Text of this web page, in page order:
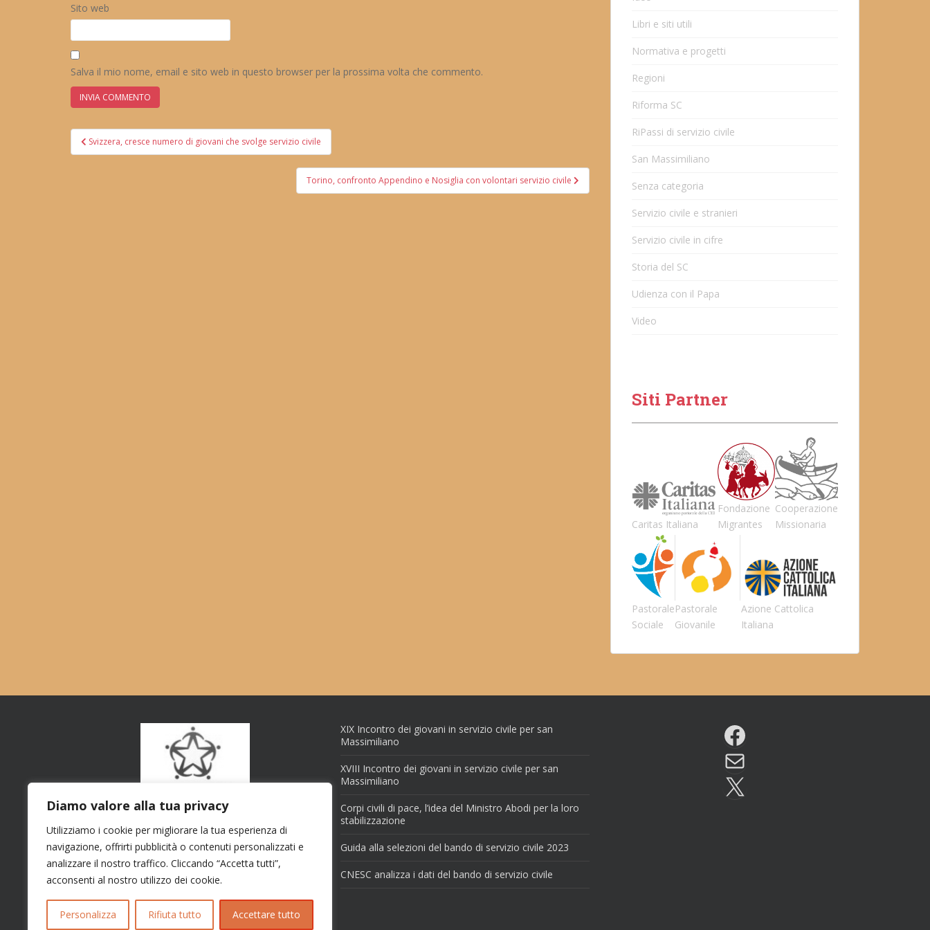
Diamo valore alla tua privacy
Utilizziamo i cookie per migliorare la tua esperienza di
navigazione, offrirti pubblicità o contenuti personalizzati e
analizzare il nostro traffico. Cliccando “Accetta tutti”,
acconsenti al nostro utilizzo dei cookie.
Personalizza Rifiuta tutto Accettare tutto
Sito web
Salva il mio nome, email e sito web in questo browser per la prossima volta che commento.
Navigazione
articoli
Svizzera, cresce numero di giovani che svolge servizio civile
Torino, confronto Appendino e Nosiglia con volontari servizio civile
Libri e siti utili
Normativa e progetti
Regioni
Riforma SC
RiPassi di servizio civile
San Massimiliano
Senza categoria
Servizio civile e stranieri
Servizio civile in cifre
Storia del SC
Udienza con il Papa
Video
Siti Partner
Caritas Italiana
Fondazione
Migrantes
Cooperazione
Missionaria
Pastorale
Sociale
Pastorale
Giovanile
Azione Cattolica
Italiana
XIX Incontro dei giovani in servizio civile per san
Massimiliano
XVIII Incontro dei giovani in servizio civile per san
Massimiliano
Corpi civili di pace, l’idea del Ministro Abodi per la loro
stabilizzazione
Guida alla selezioni del bando di servizio civile 2023
CNESC analizza i dati del bando di servizio civile
Facebook
Email
X